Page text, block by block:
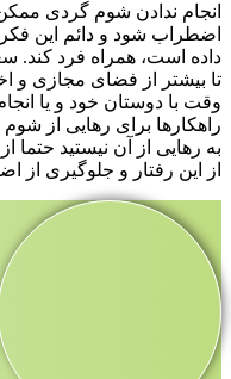
انجام ندادن شوم گردی
اضطراب شود و دائم این
داده است، همراه فرد کند.
تا بیشتر از فضای مجازی و
وقت با دوستان خود و یا
راهکارها برای رهایی از شوم
به رهایی از آن نیستید
از این رفتار و جلوگیری